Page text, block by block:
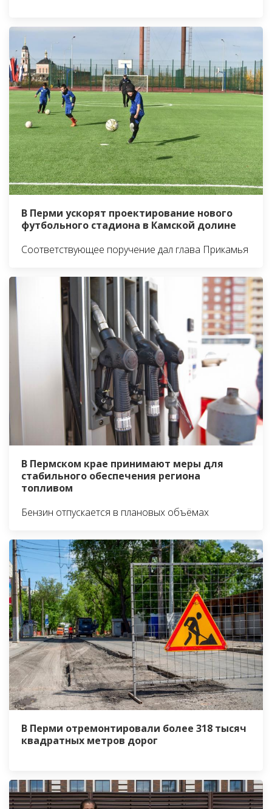
В Перми ускорят проектирование нового
футбольного стадиона в Камской долине
Соответствующее поручение дал глава Прикамья
В Пермском крае принимают меры для
стабильного обеспечения региона
топливом
Бензин отпускается в плановых объёмах
В Перми отремонтировали более 318 тысяч
квадратных метров дорог